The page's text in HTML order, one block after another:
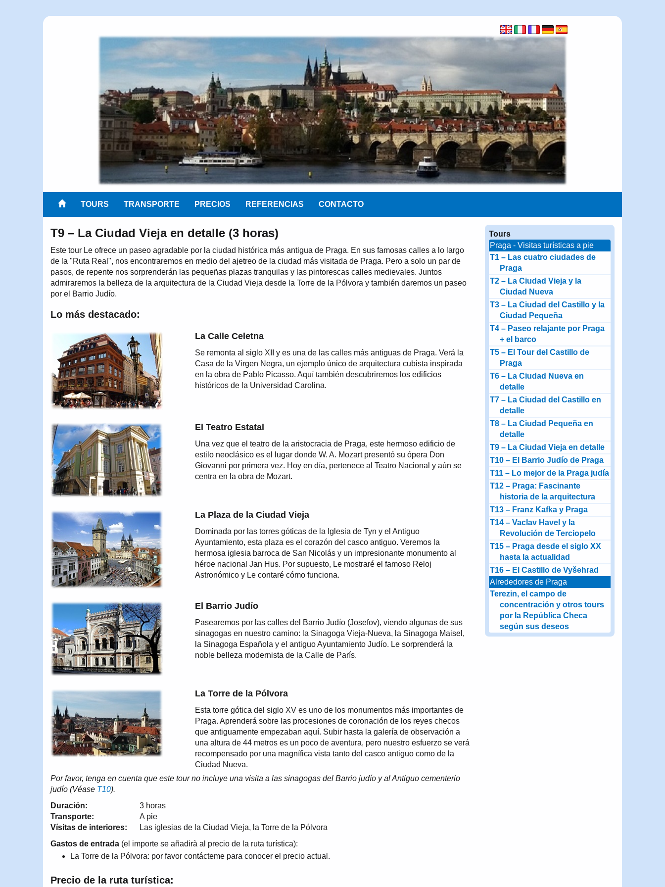
TOURS TRANSPORTE PRECIOS REFERENCIAS CONTACTO
T9 – La Ciudad Vieja en detalle (3 horas)
Este tour Le ofrece un paseo agradable por la ciudad histórica más antigua de Praga. En sus famosas calles a lo largo
de la "Ruta Real", nos encontraremos en medio del ajetreo de la ciudad más visitada de Praga. Pero a solo un par de
pasos, de repente nos sorprenderán las pequeñas plazas tranquilas y las pintorescas calles medievales. Juntos
admiraremos la belleza de la arquitectura de la Ciudad Vieja desde la Torre de la Pólvora y también daremos un paseo
por el Barrio Judío.
Lo más destacado:
La Calle Celetna
Se remonta al siglo XII y es una de las calles más antiguas de Praga. Verá la
Casa de la Virgen Negra, un ejemplo único de arquitectura cubista inspirada
en la obra de Pablo Picasso. Aquí también descubriremos los edificios
históricos de la Universidad Carolina.
El Teatro Estatal
Una vez que el teatro de la aristocracia de Praga, este hermoso edificio de
estilo neoclásico es el lugar donde W. A. Mozart presentó su ópera Don
Giovanni por primera vez. Hoy en día, pertenece al Teatro Nacional y aún se
centra en la obra de Mozart.
La Plaza de la Ciudad Vieja
Dominada por las torres góticas de la Iglesia de Tyn y el Antiguo
Ayuntamiento, esta plaza es el corazón del casco antiguo. Veremos la
hermosa iglesia barroca de San Nicolás y un impresionante monumento al
héroe nacional Jan Hus. Por supuesto, Le mostraré el famoso Reloj
Astronómico y Le contaré cómo funciona.
El Barrio Judío
Pasearemos por las calles del Barrio Judío (Josefov), viendo algunas de sus
sinagogas en nuestro camino: la Sinagoga Vieja-Nueva, la Sinagoga Maisel,
la Sinagoga Española y el antiguo Ayuntamiento Judío. Le sorprenderá la
noble belleza modernista de la Calle de París.
La Torre de la Pólvora
Esta torre gótica del siglo XV es uno de los monumentos más importantes de
Praga. Aprenderá sobre las procesiones de coronación de los reyes checos
que antiguamente empezaban aquí. Subir hasta la galería de observación a
una altura de 44 metros es un poco de aventura, pero nuestro esfuerzo se verá
recompensado por una magnífica vista tanto del casco antiguo como de la
Ciudad Nueva.
Por favor, tenga en cuenta que este tour no incluye una visita a las sinagogas del Barrio judío y al Antiguo cementerio
judío (Véase T10).
Duración:
3 horas
Transporte:
A pie
Vísitas de interiores:
Las iglesias de la Ciudad Vieja, la Torre de la Pólvora
Gastos de entrada (el importe se añadirà al precio de la ruta turística):
La Torre de la Pólvora: por favor contácteme para conocer el precio actual.
Precio de la ruta turística:
Tours
Praga - Visitas turísticas a pie
T1 – Las cuatro ciudades de
Praga
T2 – La Ciudad Vieja y la
Ciudad Nueva
T3 – La Ciudad del Castillo y la
Ciudad Pequeña
T4 – Paseo relajante por Praga
+ el barco
T5 – El Tour del Castillo de
Praga
T6 – La Ciudad Nueva en
detalle
T7 – La Ciudad del Castillo en
detalle
T8 – La Ciudad Pequeña en
detalle
T9 – La Ciudad Vieja en detalle
T10 – El Barrio Judío de Praga
T11 – Lo mejor de la Praga judía
T12 – Praga: Fascinante
historia de la arquitectura
T13 – Franz Kafka y Praga
T14 – Vaclav Havel y la
Revolución de Terciopelo
T15 – Praga desde el siglo XX
hasta la actualidad
T16 – El Castillo de Vyšehrad
Alrededores de Praga
Terezin, el campo de
concentración y otros tours
por la República Checa
según sus deseos